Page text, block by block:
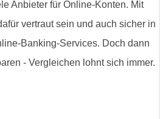
Anbieter für Online-Konten. Mit
vertraut sein und auch sicher in
Banking-Services. Doch dann
- Vergleichen lohnt sich immer.